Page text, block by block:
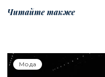
Читайте также